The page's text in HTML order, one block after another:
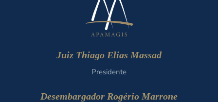
Juiz Thiago Elias Massad
Presidente
Desembargador Rogério Marrone